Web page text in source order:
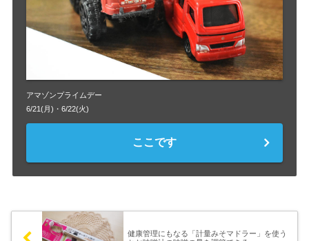
アマゾンプライムデー
6/21(月)・6/22(火)
ここです
健康管理にもなる「計量みそマドラー」を使う